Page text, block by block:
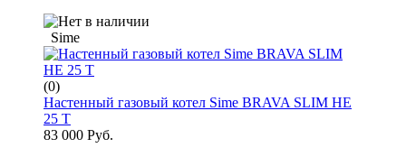
Sime
(0)
Настенный газовый котел Sime BRAVA SLIM HE
25 T
83 000 Руб.